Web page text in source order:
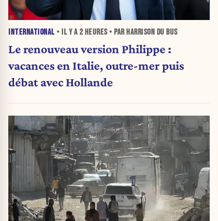
INTERNATIONAL • IL Y A 2 HEURES• PAR HARRISON DU BUS
Le renouveau version Philippe :
vacances en Italie, outre-mer puis
débat avec Hollande